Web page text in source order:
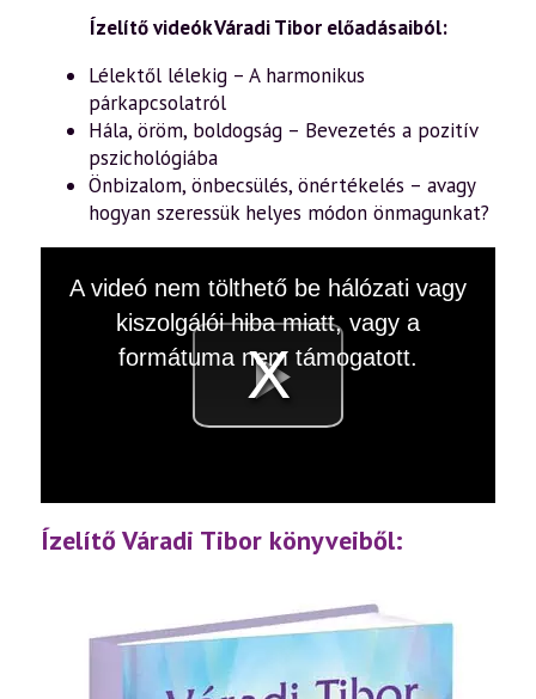
Ízelítő videók Váradi Tibor előadásaiból:
Lélektől lélekig – A harmonikus
párkapcsolatról
Hála, öröm, boldogság – Bevezetés a pozitív
pszichológiába
Önbizalom, önbecsülés, önértékelés – avagy
hogyan szeressük helyes módon önmagunkat?
Videó
A videó nem tölthető be hálózati vagy
kiszolgálói hiba miatt, vagy a
formátuma nem támogatott.
Ízelítő Váradi Tibor könyveiből: